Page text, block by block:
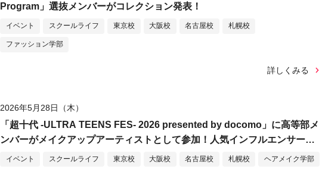
Program」選抜メンバーがコレクション発表！
イベント スクールライフ 東京校 大阪校 名古屋校 札幌校
ファッション学部
詳しくみる
2026年5月28日（木）
「超⼗代 -ULTRA TEENS FES- 2026 presented by docomo」に高等部メ
ンバーがメイクアップアーティストとして参加！人気インフルエンサー・
タレントを担当！
イベント スクールライフ 東京校 大阪校 名古屋校 札幌校 ヘアメイク学部